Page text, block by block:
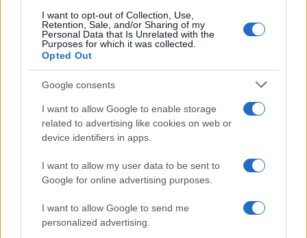
I want to opt-out of Collection, Use,
Retention, Sale, and/or Sharing of my
Personal Data that Is Unrelated with the
Purposes for which it was collected.
Opted Out
Google consents
I want to allow Google to enable storage
related to advertising like cookies on web or
device identifiers in apps.
I want to allow my user data to be sent to
Google for online advertising purposes.
I want to allow Google to send me
personalized advertising.
7 ore fa
Proteste al Tor Tre Teste:
rappresentanza
7 ore fa
Tor di Valle brucia ancora: gli
incendi dolosi seminano paura tra
8 ore fa
Roma, incendio in appartamento:
morta una donna di 70 anni